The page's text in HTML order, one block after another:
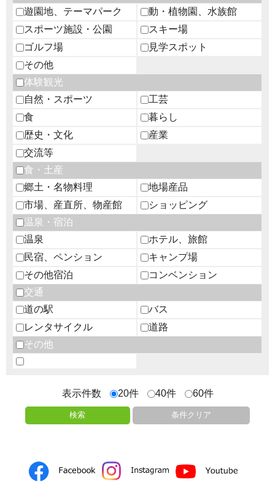
遊園地、テーマパーク
動・植物園、水族館
スポーツ施設・公園
スキー場
ゴルフ場
見学スポット
その他
体験観光
自然・スポーツ
工芸
食
暮らし
歴史・文化
産業
交流等
食・土産
郷土・名物料理
地場産品
市場、産直所、物産館
ショッピング
温泉・宿泊
温泉
ホテル、旅館
民宿、ペンション
キャンプ場
その他宿泊
コンベンション
交通
道の駅
バス
レンタサイクル
道路
その他
表示件数 20件 40件 60件
検索 条件クリア